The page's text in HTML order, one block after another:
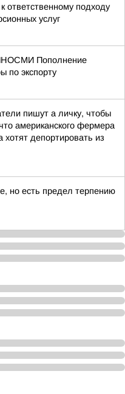
ответственному подходу
услуг
Пополнение
по экспорту
пишут а личку, чтобы
американского фермера
хотят депортировать из
но есть предел терпению